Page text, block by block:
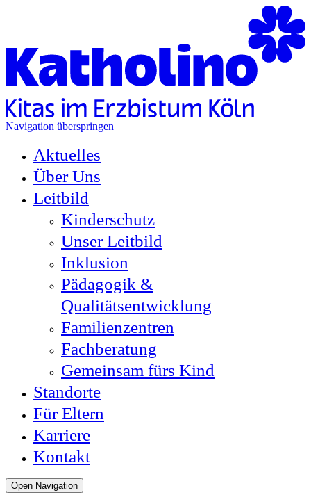
Navigation überspringen
Aktuelles
Über Uns
Leitbild
Kinderschutz
Unser Leitbild
Inklusion
Pädagogik &
Qualitätsentwicklung
Familienzentren
Fachberatung
Gemeinsam fürs Kind
Standorte
Für Eltern
Karriere
Kontakt
Open Navigation